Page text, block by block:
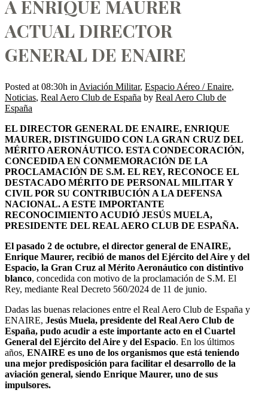
A ENRIQUE MAURER
ACTUAL DIRECTOR
GENERAL DE ENAIRE
Posted at 08:30h in Aviación Militar, Espacio Aéreo / Enaire,
Noticias, Real Aero Club de España by Real Aero Club de
España
EL DIRECTOR GENERAL DE ENAIRE, ENRIQUE
MAURER, DISTINGUIDO CON LA GRAN CRUZ DEL
MÉRITO AERONÁUTICO. ESTA CONDECORACIÓN,
CONCEDIDA EN CONMEMORACIÓN DE LA
PROCLAMACIÓN DE S.M. EL REY, RECONOCE EL
DESTACADO MÉRITO DE PERSONAL MILITAR Y
CIVIL POR SU CONTRIBUCIÓN A LA DEFENSA
NACIONAL. A ESTE IMPORTANTE
RECONOCIMIENTO ACUDIÓ JESÚS MUELA,
PRESIDENTE DEL REAL AERO CLUB DE ESPAÑA.
El pasado 2 de octubre, el director general de ENAIRE,
Enrique Maurer, recibió de manos del Ejército del Aire y del
Espacio, la Gran Cruz al Mérito Aeronáutico con distintivo
blanco, concedida con motivo de la proclamación de S.M. El
Rey, mediante Real Decreto 560/2024 de 11 de junio.
Dadas las buenas relaciones entre el Real Aero Club de España y
ENAIRE, Jesús Muela, presidente del Real Aero Club de
España, pudo acudir a este importante acto en el Cuartel
General del Ejército del Aire y del Espacio. En los últimos
años, ENAIRE es uno de los organismos que está teniendo
una mejor predisposición para facilitar el desarrollo de la
aviación general, siendo Enrique Maurer, uno de sus
impulsores.